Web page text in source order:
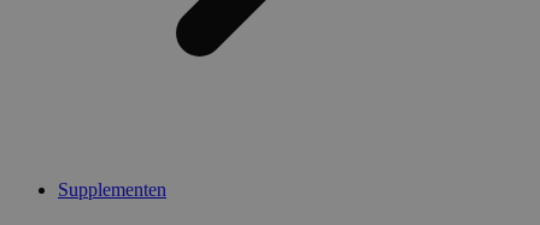
Supplementen